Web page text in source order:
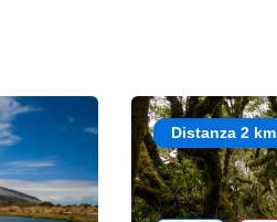
Distanza 2 km